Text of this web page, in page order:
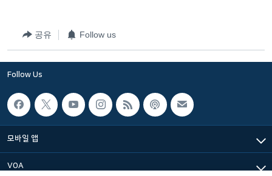
공유 Follow us
Follow Us
모바일 앱
VOA